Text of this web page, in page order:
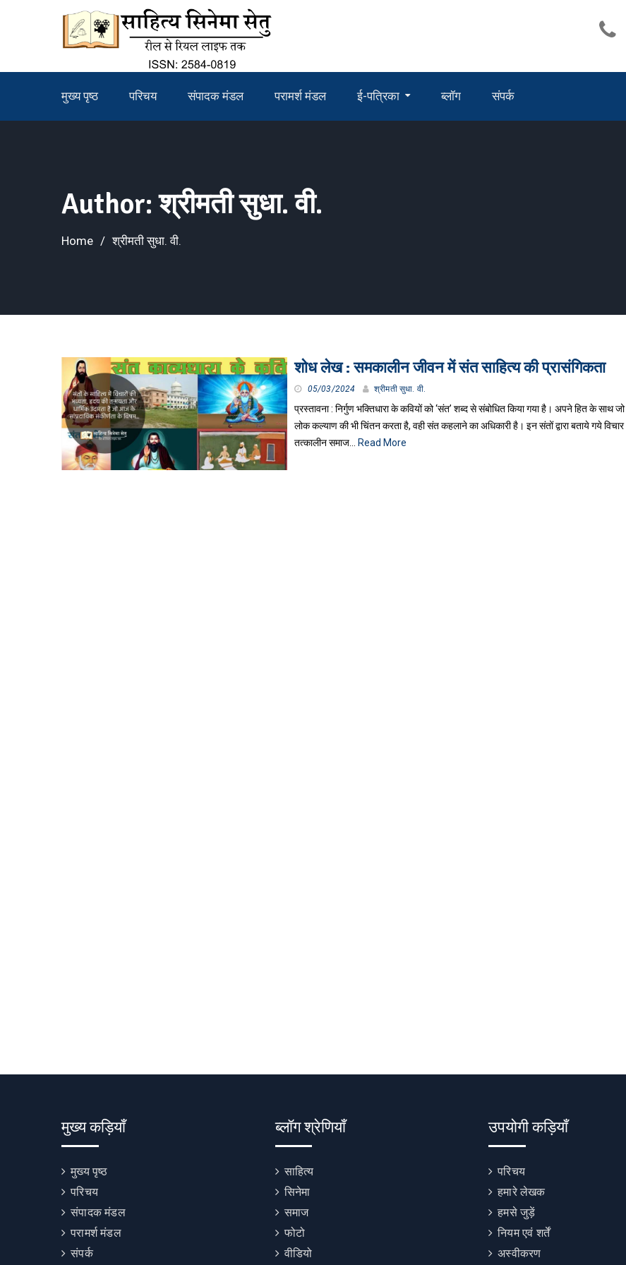
मुख्य पृष्ठ परिचय संपादक मंडल परामर्श मंडल ई-पत्रिका ब्लॉग संपर्क
Author:श्रीमती सुधा. वी.
Home श्रीमती सुधा. वी.
शोध लेख : समकालीन जीवन में संत साहित्य की प्रासंगिकता
05/03/2024 श्रीमती सुधा. वी.
प्रस्तावना : निर्गुण भक्तिधारा के कवियों को ‘संत’ शब्द से संबोधित किया गया है। अपने हित के साथ जो
लोक कल्याण की भी चिंतन करता है, वही संत कहलाने का अधिकारी है। इन संतों द्वारा बताये गये विचार
तत्कालीन समाज…
Read More
मुख्य कड़ियाँ
मुख्य पृष्ठ
परिचय
संपादक मंडल
परामर्श मंडल
संपर्क
ब्लॉग श्रेणियाँ
साहित्य
सिनेमा
समाज
फोटो
वीडियो
उपयोगी कड़ियाँ
परिचय
हमारे लेखक
हमसे जुड़ें
नियम एवं शर्तें
अस्वीकरण